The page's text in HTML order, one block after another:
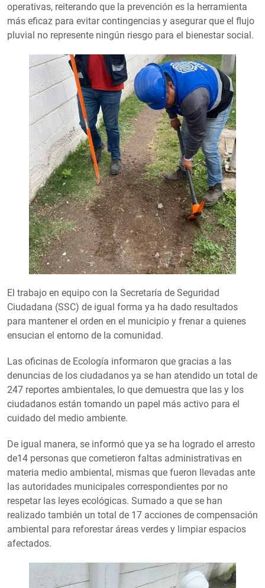
operativas, reiterando que la prevención es la herramienta
más eficaz para evitar contingencias y asegurar que el flujo
pluvial no represente ningún riesgo para el bienestar social.
El trabajo en equipo con la Secretaría de Seguridad
Ciudadana (SSC) de igual forma ya ha dado resultados
para mantener el orden en el municipio y frenar a quienes
ensucian el entorno de la comunidad.
Las oficinas de Ecología informaron que gracias a las
denuncias de los ciudadanos ya se han atendido un total de
247 reportes ambientales, lo que demuestra que las y los
ciudadanos están tomando un papel más activo para el
cuidado del medio ambiente.
De igual manera, se informó que ya se ha logrado el arresto
de14 personas que cometieron faltas administrativas en
materia medio ambiental, mismas que fueron llevadas ante
las autoridades municipales correspondientes por no
respetar las leyes ecológicas. Sumado a que se han
realizado también un total de 17 acciones de compensación
ambiental para reforestar áreas verdes y limpiar espacios
afectados.